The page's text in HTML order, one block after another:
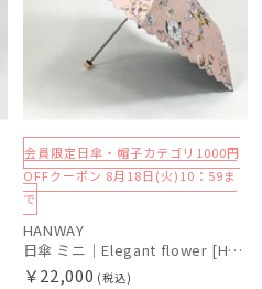
会員限定日傘・帽子カテゴリ1000円
OFFクーポン 8月18日(火)10：59ま
で
HANWAY
日傘 ミニ｜Elegant flower [HANWAY]
￥22,000 (税込)